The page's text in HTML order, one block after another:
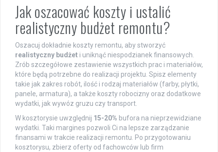
Jak oszacować koszty i ustalić
realistyczny budżet remontu?
Oszacuj dokładnie koszty remontu, aby stworzyć
realistyczny budżet i uniknąć niespodzianek finansowych.
Zrób szczegółowe zestawienie wszystkich prac i materiałów,
które będą potrzebne do realizacji projektu. Spisz elementy
takie jak zakres robót, ilość i rodzaj materiałów (farby, płytki,
panele, armatura), a także koszty robocizny oraz dodatkowe
wydatki, jak wywóz gruzu czy transport.
W kosztorysie uwzględnij 15-20% bufora na nieprzewidziane
wydatki. Taki margines pozwoli Ci na lepsze zarządzanie
finansami w trakcie realizacji remontu. Po przygotowaniu
kosztorysu, zbierz oferty od fachowców lub firm